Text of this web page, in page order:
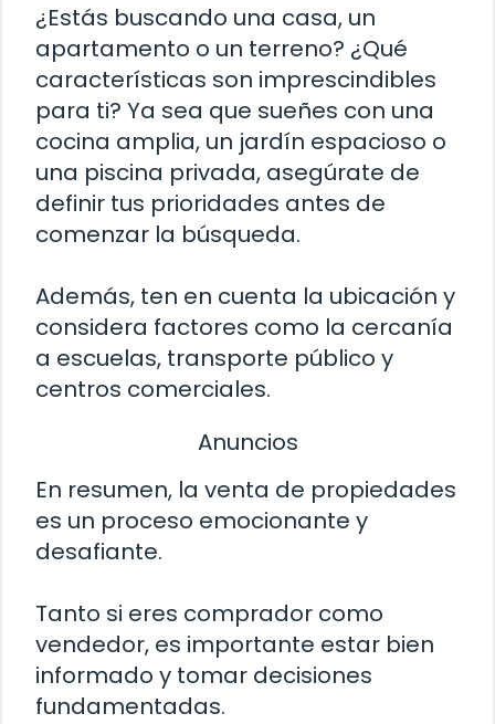
¿Estás buscando una casa, un
apartamento o un terreno? ¿Qué
características son imprescindibles
para ti? Ya sea que sueñes con una
cocina amplia, un jardín espacioso o
una piscina privada, asegúrate de
definir tus prioridades antes de
comenzar la búsqueda.
Además, ten en cuenta la ubicación y
considera factores como la cercanía
a escuelas, transporte público y
centros comerciales.
Anuncios
En resumen, la venta de propiedades
es un proceso emocionante y
desafiante.
Tanto si eres comprador como
vendedor, es importante estar bien
informado y tomar decisiones
fundamentadas.